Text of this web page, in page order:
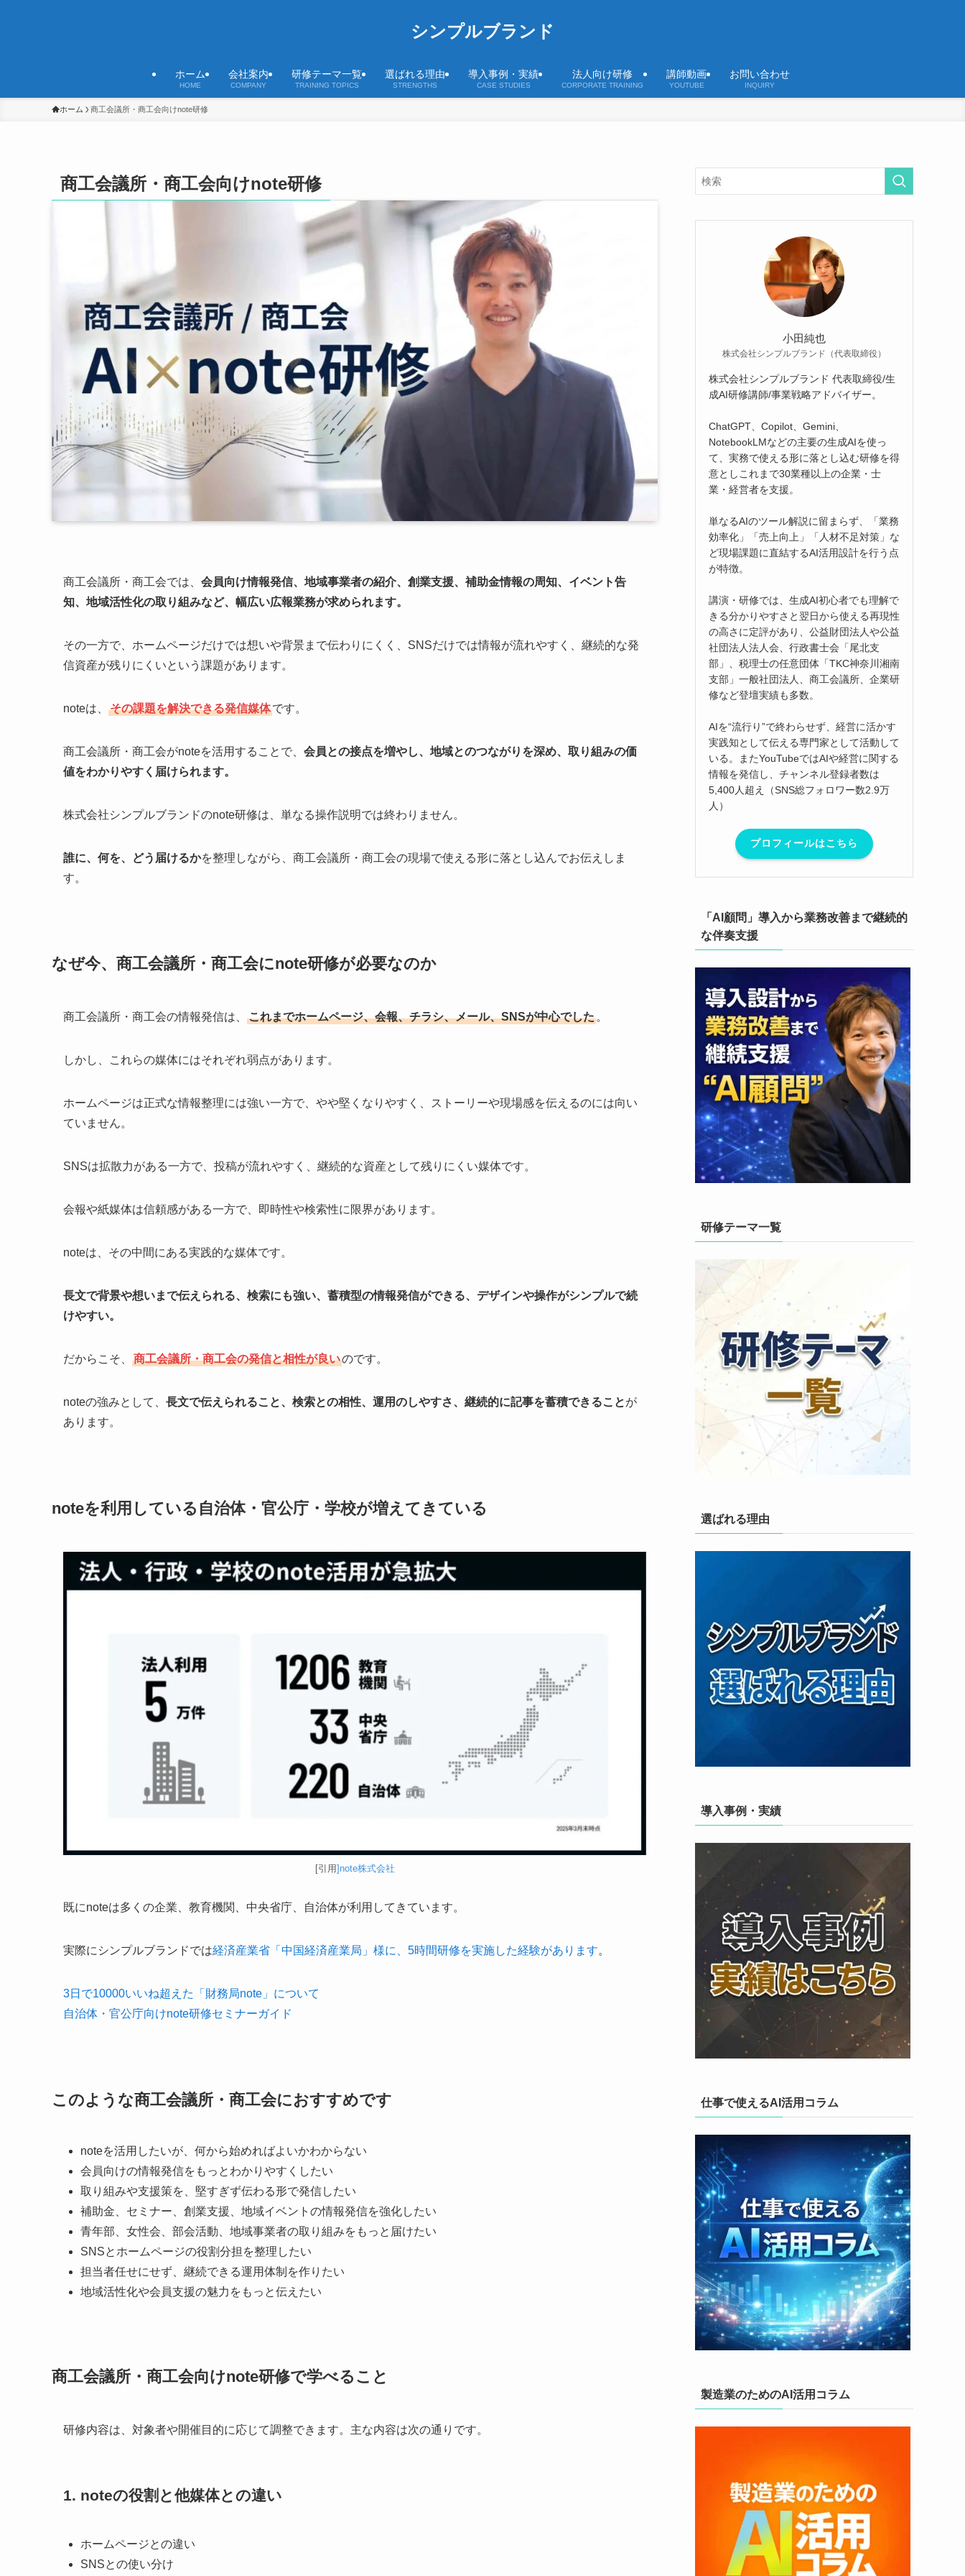
シンプルブランド
ホーム
HOME
会社案内
COMPANY
研修テーマ一覧
TRAINING TOPICS
選ばれる理由
STRENGTHS
導入事例・実績
CASE STUDIES
法人向け研修
CORPORATE TRAINING
講師動画
YOUTUBE
お問い合わせ
INQUIRY
ホーム 商工会議所・商工会向けnote研修
商工会議所・商工会向けnote研修
商工会議所・商工会では、 会員向け情報発信、地域事業者の紹介、創業支援、補助金情報の周知、イベント告
知、地域活性化の取り組みなど、幅広い広報業務が求められます。
その一方で、ホームページだけでは想いや背景まで伝わりにくく、SNSだけでは情報が流れやすく、継続的な発
信資産が残りにくいという課題があります。
noteは、 その課題を解決できる発信媒体です。
商工会議所・商工会がnoteを活用することで、 会員との接点を増やし、地域とのつながりを深め、取り組みの価
値をわかりやすく届けられます。
株式会社シンプルブランドのnote研修は、単なる操作説明では終わりません。
誰に、何を、どう届けるかを整理しながら、商工会議所・商工会の現場で使える形に落とし込んでお伝えしま
す。
なぜ今、商工会議所・商工会にnote研修が必要なのか
商工会議所・商工会の情報発信は、 これまでホームページ、会報、チラシ、メール、SNSが中心でした 。
しかし、これらの媒体にはそれぞれ弱点があります。
ホームページは正式な情報整理には強い一方で、やや堅くなりやすく、ストーリーや現場感を伝えるのには向い
ていません。
SNSは拡散力がある一方で、投稿が流れやすく、継続的な資産として残りにくい媒体です。
会報や紙媒体は信頼感がある一方で、即時性や検索性に限界があります。
noteは、その中間にある実践的な媒体です。
長文で背景や想いまで伝えられる、検索にも強い、蓄積型の情報発信ができる、デザインや操作がシンプルで続
けやすい。
だからこそ、 商工会議所・商工会の発信と相性が良いのです。
noteの強みとして、 長文で伝えられること、検索との相性、運用のしやすさ、継続的に記事を蓄積できることが
あります。
noteを利用している自治体・官公庁・学校が増えてきている
[引用]note株式会社
既にnoteは多くの企業、教育機関、中央省庁、自治体が利用してきています。
実際にシンプルブランドでは経済産業省「中国経済産業局」様に、5時間研修を実施した経験があります。
3日で10000いいね超えた「財務局note」について
自治体・官公庁向けnote研修セミナーガイド
このような商工会議所・商工会におすすめです
noteを活用したいが、何から始めればよいかわからない
会員向けの情報発信をもっとわかりやすくしたい
取り組みや支援策を、堅すぎず伝わる形で発信したい
補助金、セミナー、創業支援、地域イベントの情報発信を強化したい
青年部、女性会、部会活動、地域事業者の取り組みをもっと届けたい
SNSとホームページの役割分担を整理したい
担当者任せにせず、継続できる運用体制を作りたい
地域活性化や会員支援の魅力をもっと伝えたい
商工会議所・商工会向けnote研修で学べること
研修内容は、対象者や開催目的に応じて調整できます。主な内容は次の通りです。
1. noteの役割と他媒体との違い
ホームページとの違い
SNSとの使い分け
小田純也
株式会社シンプルブランド（代表取締役）
株式会社シンプルブランド 代表取締役/生
成AI研修講師/事業戦略アドバイザー。
ChatGPT、Copilot、Gemini、
NotebookLMなどの主要の生成AIを使っ
て、実務で使える形に落とし込む研修を得
意としこれまで30業種以上の企業・士
業・経営者を支援。
単なるAIのツール解説に留まらず、「業務
効率化」「売上向上」「人材不足対策」な
ど現場課題に直結するAI活用設計を行う点
が特徴。
講演・研修では、生成AI初心者でも理解で
きる分かりやすさと翌日から使える再現性
の高さに定評があり、公益財団法人や公益
社団法人法人会、行政書士会「尾北支
部」、税理士の任意団体「TKC神奈川湘南
支部」一般社団法人、商工会議所、企業研
修など登壇実績も多数。
AIを“流行り”で終わらせず、経営に活かす
実践知として伝える専門家として活動して
いる。またYouTubeではAIや経営に関する
情報を発信し、チャンネル登録者数は
5,400人超え（SNS総フォロワー数2.9万
人）
プロフィールはこちら
「AI顧問」導入から業務改善まで継続的
な伴奏支援
研修テーマ一覧
選ばれる理由
導入事例・実績
仕事で使えるAI活用コラム
製造業のためのAI活用コラム